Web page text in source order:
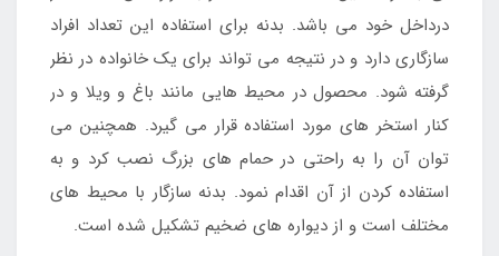
درداخل خود می باشد. بدنه برای استفاده این تعداد افراد
سازگاری دارد و در نتیجه می تواند برای یک خانواده در نظر
گرفته شود. محصول در محیط هایی مانند باغ و ویلا و در
کنار استخر های مورد استفاده قرار می گیرد. همچنین می
توان آن را به راحتی در حمام های بزرگ نصب کرد و به
استفاده کردن از آن اقدام نمود. بدنه سازگار با محیط های
مختلف است و از دیواره های ضخیم تشکیل شده است.